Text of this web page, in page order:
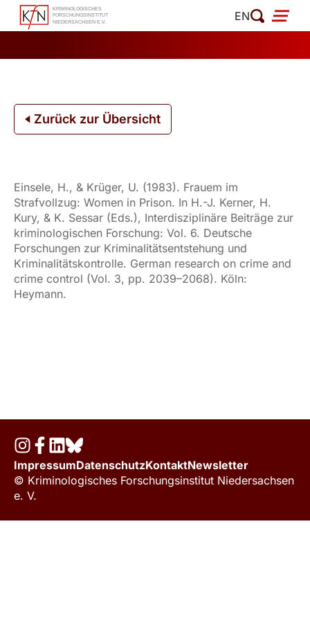
Zum
Inhalt
EN
Zurück zur Übersicht
Einsele, H., & Krüger, U. (1983). Frauem im
Strafvollzug: Women in Prison. In H.-J. Kerner, H.
Kury, & K. Sessar (Eds.), Interdisziplinäre Beiträge zur
kriminologischen Forschung: Vol. 6. Deutsche
Forschungen zur Kriminalitätsentstehung und
Kriminalitätskontrolle. German research on crime and
crime control (Vol. 3, pp. 2039–2068). Köln:
Heymann.
ImpressumDatenschutzKontaktNewsletter
© Kriminologisches Forschungsinstitut Niedersachsen
e. V.